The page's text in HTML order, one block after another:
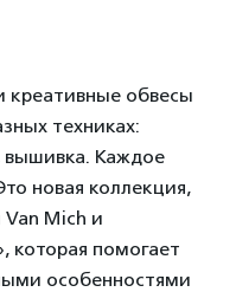
креативные обвесы
техниках:
вышивка. Каждое
новая коллекция,
Mich и
которая помогает
особенностями